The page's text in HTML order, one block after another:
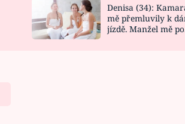
DESIGN
Denisa (34):
mě přemluvily k
jízdě. Manžel mě po